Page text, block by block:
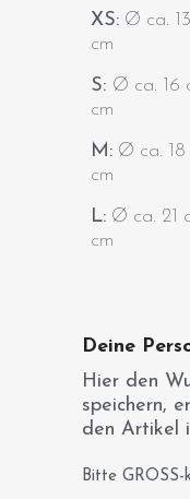
XS: Ø ca.
cm
S: Ø ca. 16
cm
M: Ø ca. 18
cm
L: Ø ca. 21
cm
Deine
Hier den
speichern,
den Artikel
Bitte GROSS-